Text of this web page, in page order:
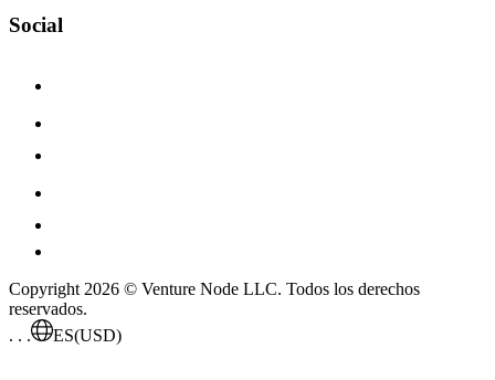
Social
Copyright 2026 © Venture Node LLC. Todos los derechos
reservados.
. . .
ES(USD)